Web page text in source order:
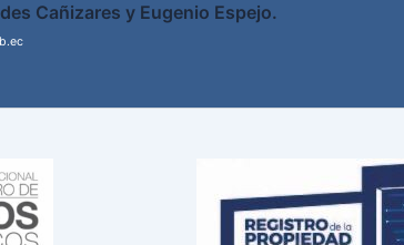
Cañizares y Eugenio Espejo.